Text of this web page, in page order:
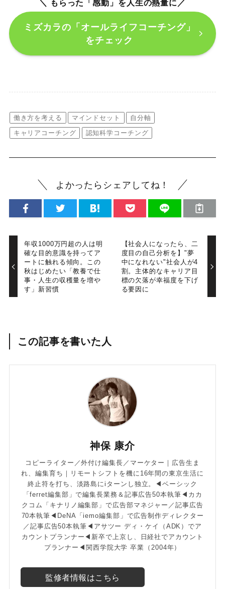
＼ もらった「感動」を人生の熱量に ／
ミズカラの「オールライフコーチング」
をチェック
働き方を考える マインドセット
自分軸
キャリアコーチング
認知科学コーチング
よかったらシェアしてね！
年収1000万円超の人は明
確な目的意識を持ってア
ートに触れる傾向。この
秋はじめたい「教養で仕
事・人生の収穫量を増や
す」新習慣
【社会人になったら、二
度目の自己分析を】"夢
中になれない"社会人が4
割。主体的なキャリア目
標の欠落が幸福度を下げ
る要因に
この記事を書いた人
神保 康介
コピーライター／外付け編集長／マーケター｜広告生ま
れ、編集育ち｜リモートシフトを機に16年間の東京生活に
終止符を打ち、淡路島にiターンし独立。◀ベーシック
「ferret編集部」で編集長業務＆記事広告50本執筆◀カカ
クコム「キナリノ編集部」で広告部マネジャー／記事広告
70本執筆◀DeNA「iemo編集部」で広告制作ディレクター
／記事広告50本執筆◀アサツー ディ・ケイ（ADK）でア
カウントプランナー◀新卒で上京し、日経社でアカウント
プランナー◀関西学院大学 卒業（2004年）
監修者情報はこちら